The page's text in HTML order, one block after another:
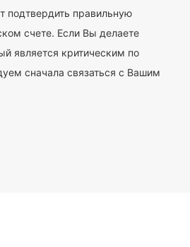
подтвердить правильную
счете. Если Вы делаете
является критическим по
сначала связаться с Вашим